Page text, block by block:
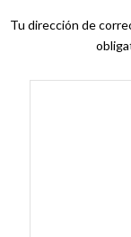
Tu dirección de